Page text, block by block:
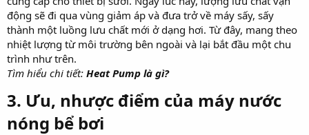
động sẽ đi qua vùng giảm áp và đưa trở về máy sấy, sấy
thành một luồng lưu chất mới ở dạng hơi. Từ đây, mang theo
nhiệt lượng từ môi trường bên ngoài và lại bắt đầu một chu
trình như trên.
Tìm hiểu chi tiết: Heat Pump là gì?
3. Ưu, nhược điểm của máy nước
nóng bể bơi